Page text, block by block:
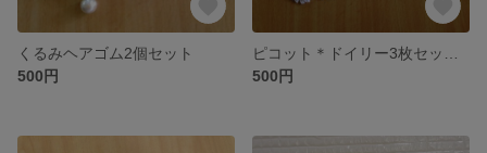
くるみヘアゴム2個セット
500円
500円